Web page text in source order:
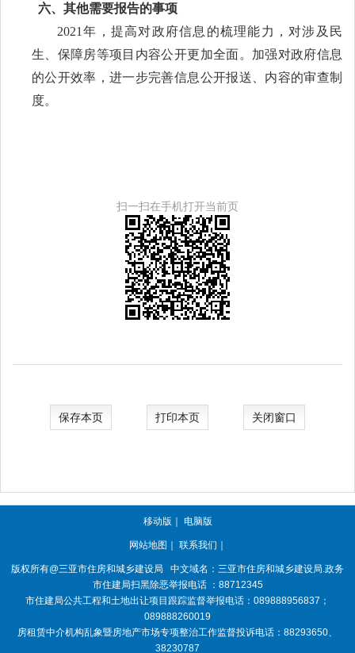
六、其他需要报告的事项
2021年，提高对政府信息的梳理能力，对涉及民
生、保障房等项目内容公开更加全面。加强对政府信息
的公开效率，进一步完善信息公开报送、内容的审查制
度。
扫一扫在手机打开当前页
保存本页 打印本页 关闭窗口
移动版 ｜ 电脑版
网站地图 ｜ 联系我们 ｜
版权所有@三亚市住房和城乡建设局
中文域名：三亚市住房和城乡建设局.政务
市住建局扫黑除恶举报电话 ：88712345
市住建局公共工程和土地出让项目跟踪监督举报电话：089888956837；
089888260019
房租赁中介机构乱象暨房地产市场专项整治工作监督投诉电话：88293650、
38230787